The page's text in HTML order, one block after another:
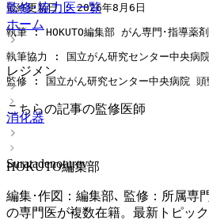
監修･協力医一覧
ホーム
レジメン
消化器
Suratadenoturev
最終更新日 : 2026年8月6日
執筆 : HOKUTO編集部 がん専門･指導薬
執筆協力 : 国立がん研究センター中央病
監修 : 国立がん研究センター中央病院 頭
こちらの記事の監修医師
HOKUTO編集部
編集･作図：編集部､ 監修：所属専
の専門医が複数在籍。最新トピッ